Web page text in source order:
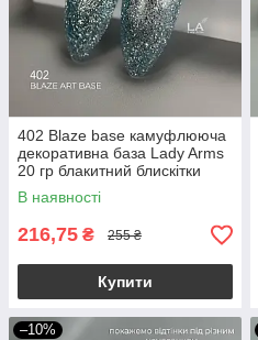
402 Blaze base камуфлююча
декоративна база Lady Arms
20 гр блакитний блискітки
В наявності
216,75 ₴ 255 ₴
Купити
–10%